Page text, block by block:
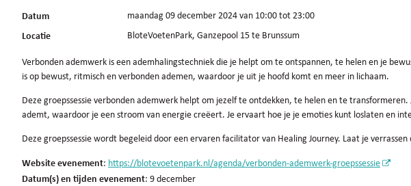
Datum maandag 09 december 2024 van 10:00 tot 23:00
Locatie BloteVoetenPark, Ganzepool 15 te Brunssum
Verbonden ademwerk is een ademhalingstechniek die je helpt om te ontspannen, te helen en je
is op bewust, ritmisch en verbonden ademen, waardoor je uit je hoofd komt en meer in lichaam.
Deze groepssessie verbonden ademwerk helpt om jezelf te ontdekken, te helen en te
ademt, waardoor je een stroom van energie creëert. Je ervaart hoe je je emoties kunt loslaten en
Deze groepssessie wordt begeleid door een ervaren facilitator van Healing Journey. Laat je
Website evenement: https://blotevoetenpark.nl/agenda/verbonden-ademwerk-groepssessie
Datum(s) en tijden evenement: 9 december